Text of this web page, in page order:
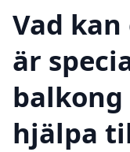
Vad
är
balkong
hjälpa